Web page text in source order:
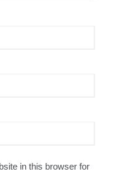
in this browser for